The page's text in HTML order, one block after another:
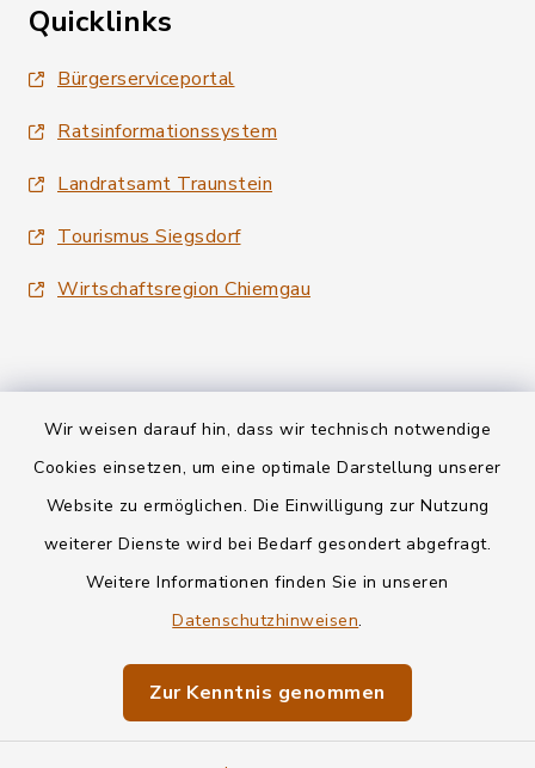
Wir weisen darauf hin, dass wir technisch notwendige
Cookies einsetzen, um eine optimale Darstellung unserer
Website zu ermöglichen. Die Einwilligung zur Nutzung
weiterer Dienste wird bei Bedarf gesondert abgefragt.
Weitere Informationen finden Sie in unseren
Datenschutzhinweisen.
Zur Kenntnis genommen
Quicklinks
Bürgerserviceportal
Ratsinformationssystem
Landratsamt Traunstein
Tourismus Siegsdorf
Wirtschaftsregion Chiemgau
Kontakt
Informationspflichten